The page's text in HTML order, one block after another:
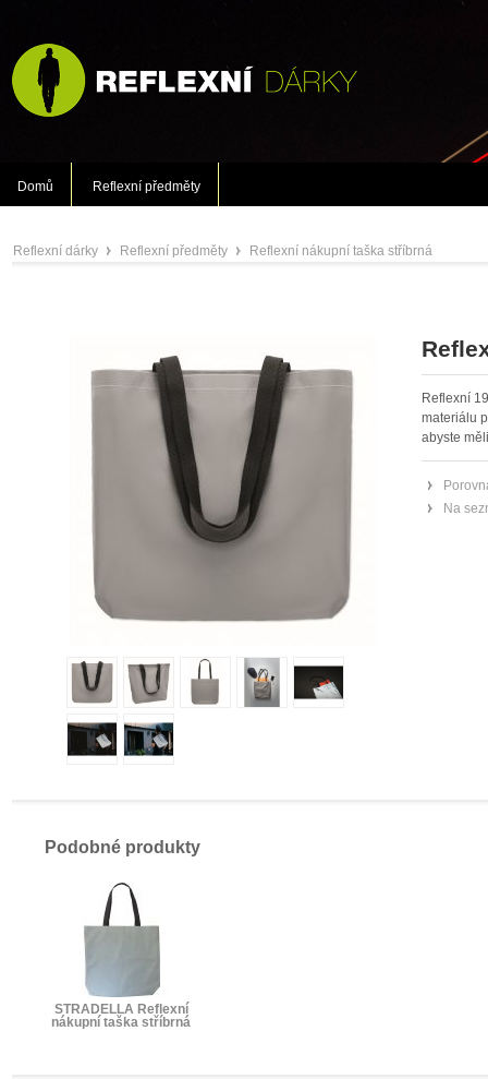
Domů Reflexní předměty
Reflexní dárky
Reflexní předměty
Reflexní nákupní taška stříbrná
Reflexní
materiálu
abyste
Na
Podobné produkty
STRADELLA Reflexní
nákupní taška stříbrná